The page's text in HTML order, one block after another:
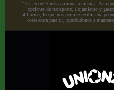
“En Union25 nos apasiona la música. Para
opciones de transporte, alojamiento y
afiliación, lo que nos permite recibir una
coste extra para ti), ayudándonos a